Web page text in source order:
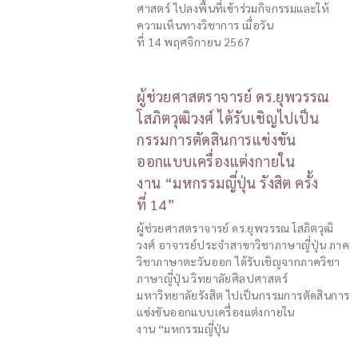
ศาสตร์ ไปลงพื้นที่เข้าร่วมกิจกรรมและให้
ความเห็นทางวิชาการ เมื่อวัน
ที่ 14 พฤศจิกายน 2567
ผู้ช่วยศาสตราจารย์ ดร.ยุพวรรณ
โสภิตวุฒิวงศ์ ได้รับเชิญไปเป็น
กรรมการตัดสินการแข่งขัน
ออกแบบเครื่องแต่งกายใน
งาน “มหกรรมญี่ปุ่น รังสิต ครั้ง
ที่ 14”
ผู้ช่วยศาสตราจารย์ ดร.ยุพวรรณ โสภิตวุฒิ
วงศ์ อาจารย์ประจำสาขาวิชาภาษาญี่ปุ่น ภาค
วิชาภาษาตะวันออก ได้รับเชิญจากภาควิชา
ภาษาญี่ปุ่น วิทยาลัยศิลปศาสตร์
มหาวิทยาลัยรังสิต ไปเป็นกรรมการตัดสินการ
แข่งขันออกแบบเครื่องแต่งกายใน
งาน “มหกรรมญี่ปุ่น